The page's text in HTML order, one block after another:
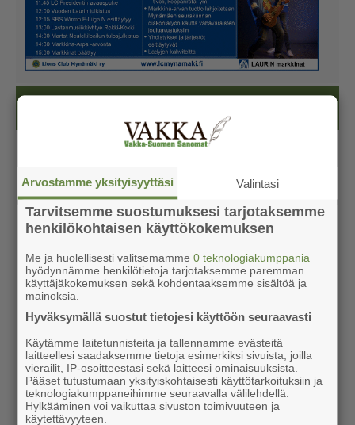
Arvostamme yksityisyyttäsi Valintasi
Tarvitsemme suostumuksesi tarjotaksemme
henkilökohtaisen käyttökokemuksen
Me ja huolellisesti valitsemamme0 teknologiakumppania
hyödynnämme henkilötietoja tarjotaksemme paremman
käyttäjäkokemuksen sekä kohdentaaksemme sisältöä ja
mainoksia.
Hyväksymällä suostut tietojesi käyttöön seuraavasti
Käytämme laitetunnisteita ja tallennamme evästeitä
laitteellesi saadaksemme tietoja esimerkiksi sivuista, joilla
vierailit, IP-osoitteestasi sekä laitteesi ominaisuuksista.
Pääset tutustumaan yksityiskohtaisesti käyttötarkoituksiin ja
teknologiakumppaneihimme seuraavalla välilehdellä.
Hylkääminen voi vaikuttaa sivuston toimivuuteen ja
käytettävyyteen.